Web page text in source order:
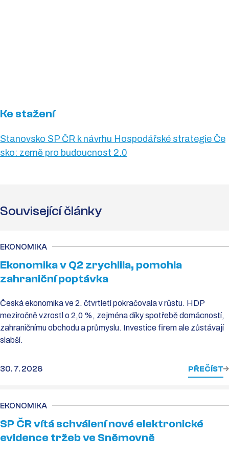
Ke stažení
Stanovsko SP ČR k návrhu Hospodářské strategie Če
sko: země pro budoucnost 2.0
Související články
EKONOMIKA
Ekonomika v Q2 zrychlila, pomohla
zahraniční poptávka
Česká ekonomika ve 2. čtvrtletí pokračovala v růstu. HDP
meziročně vzrostl o 2,0 %, zejména díky spotřebě domácností,
zahraničnímu obchodu a průmyslu. Investice firem ale zůstávají
slabší.
30. 7. 2026 PŘEČÍST
EKONOMIKA
SP ČR vítá schválení nové elektronické
evidence tržeb ve Sněmovně